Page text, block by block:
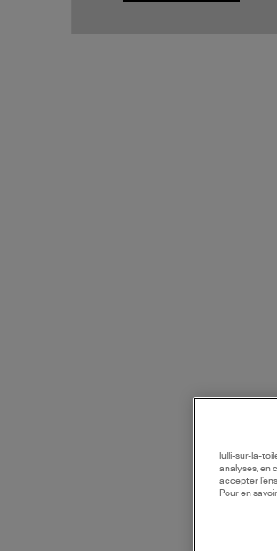
lulli-sur-la-
analyses, en
accepter
Pour en